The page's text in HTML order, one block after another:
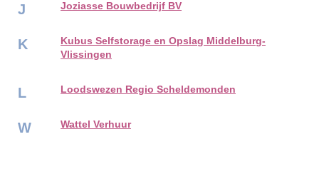
J Joziasse Bouwbedrijf BV
K
Kubus Selfstorage en Opslag Middelburg-
Vlissingen
L Loodswezen Regio Scheldemonden
W Wattel Verhuur